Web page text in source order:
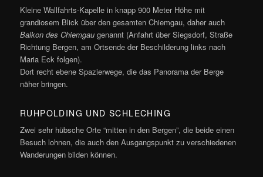
Kleine Wallfahrts-Kapelle in knapp 900 Meter Höhe mit
grandiosem Blick über den gesamten Chiemgau, daher auch
Balkon des Chiemgau genannt (Anfahrt über Siegsdorf, Straße
Richtung Bergen, am Ortsende der Beschilderung links nach
Maria Eck folgen).
Dort recht ebene Spazierwege, die das Panorama der Berge
näher bringen.
RUHPOLDING UND SCHLECHING
Zwei sehr hübsche Orte “mitten in den Bergen”, die beide einen
Besuch lohnen, die auch den Ausgangspunkt zu verschiedenen
Wanderungen bilden können.